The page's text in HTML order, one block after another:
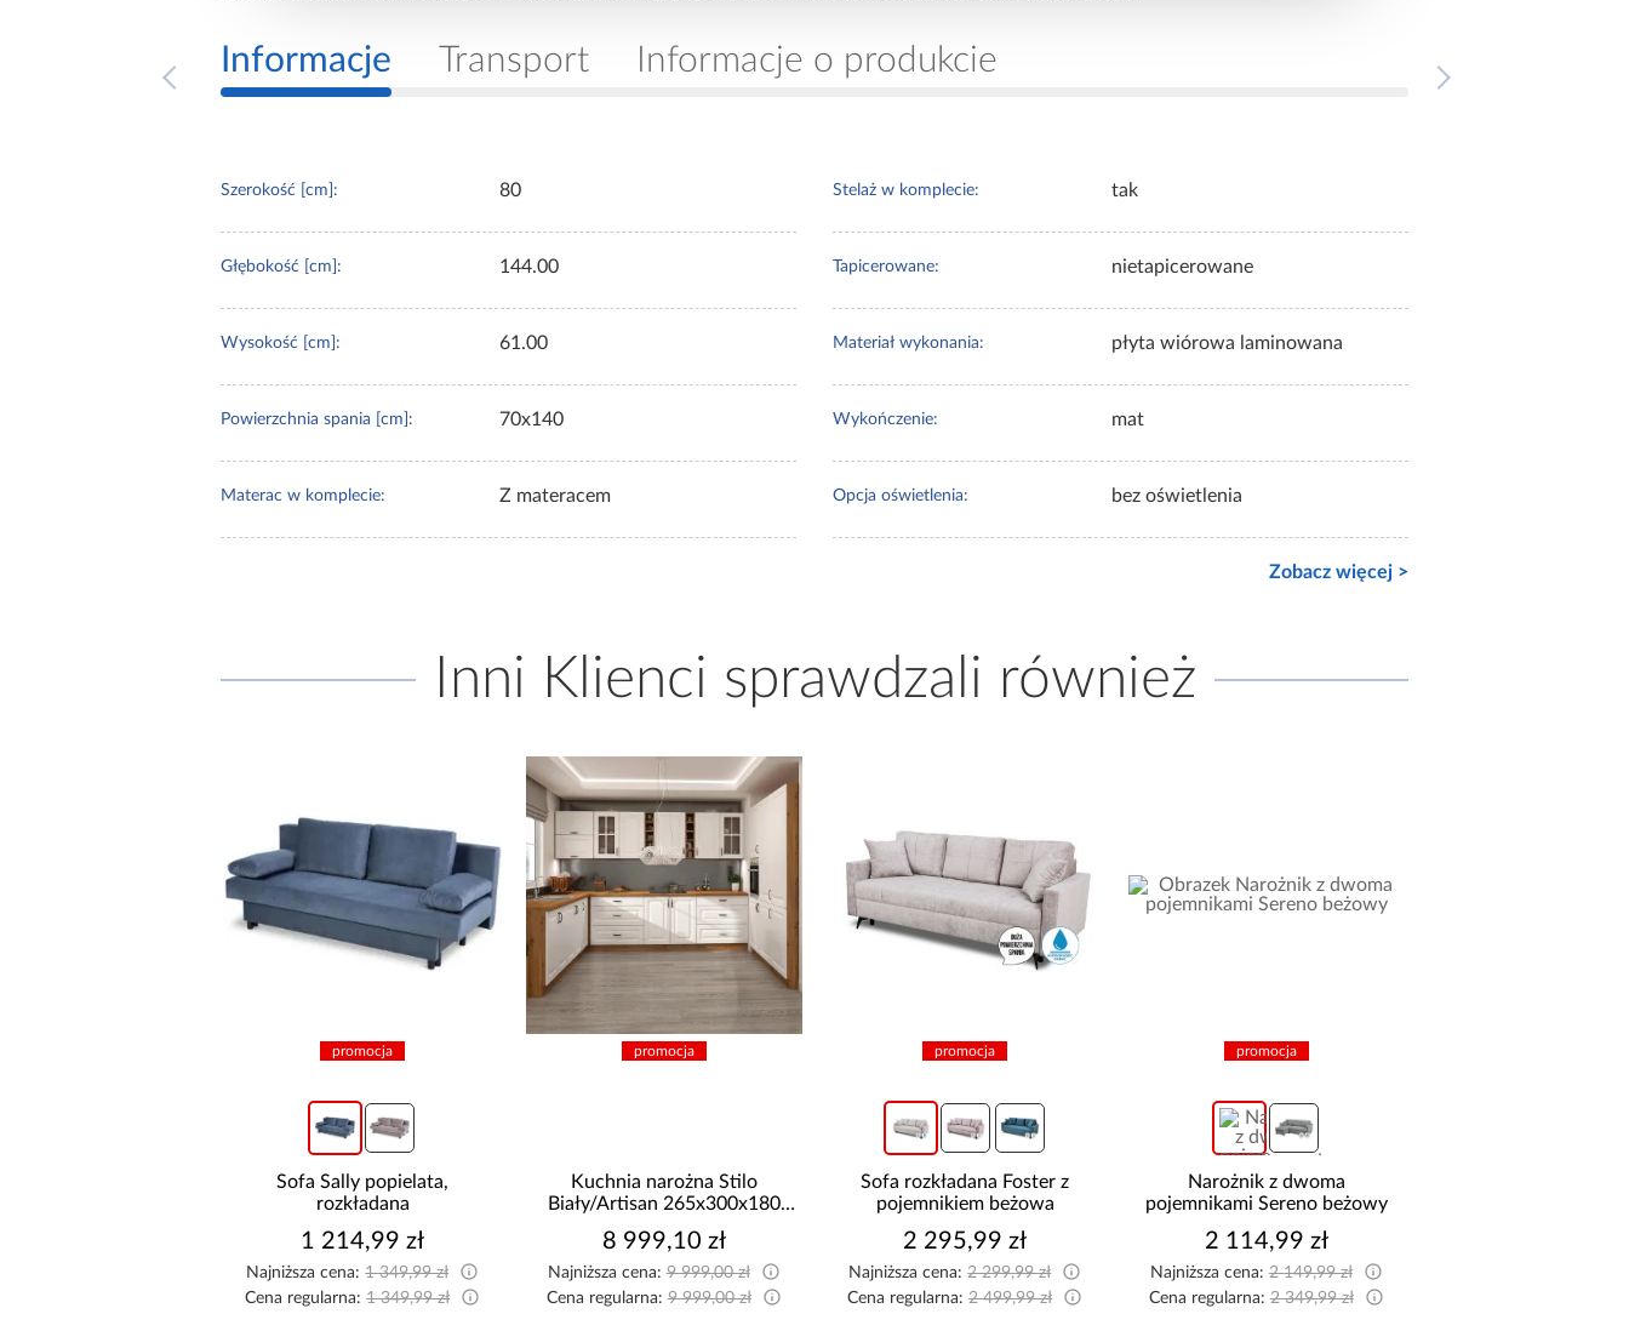
Informacje Transport Informacje o produkcie
Szerokość [cm]: 80
Głębokość [cm]: 144.00
Wysokość [cm]: 61.00
Powierzchnia spania [cm]: 70x140
Materac w komplecie: Z materacem
Stelaż w komplecie: tak
Tapicerowane: nietapicerowane
Materiał wykonania: płyta wiórowa laminowana
Wykończenie: mat
Opcja oświetlenia: bez oświetlenia
Zobacz więcej >
Inni Klienci sprawdzali również
promocja
Sofa Sally popielata,
rozkładana
1 214,99 zł
Najniższa cena:1 349,99 zł
Cena regularna:1 349,99 zł
promocja
Kuchnia narożna Stilo
Biały/Artisan 265x300x180
8 999,10 zł
Najniższa cena:9 999,00 zł
Cena regularna:9 999,00 zł
promocja
Sofa rozkładana Foster z
pojemnikiem beżowa
2 295,99 zł
Najniższa cena:2 299,99 zł
Cena regularna:2 499,99 zł
promocja
Narożnik z dwoma
pojemnikami Sereno beżowy
2 114,99 zł
Najniższa cena:2 149,99 zł
Cena regularna:2 349,99 zł